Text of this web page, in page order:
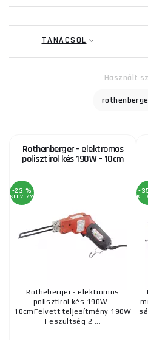
TANÁCSOL
Használt
Rothenberger - elektromos
polisztirol kés 190W - 10cm
-23 %
KEDVEZMÉNY
Rotheberger - elektromos
polisztirol kés 190W -
10cmFelvett teljesítmény 190W
Feszültség 2 ...
-